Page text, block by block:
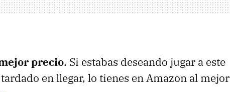
precio. Si estabas deseando jugar a este
en llegar, lo tienes en Amazon al mejor